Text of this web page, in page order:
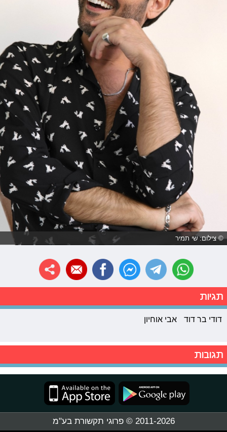
© צילום: שי תמיר
תגיות
דודי בר דוד אבי אוחיון
תגובות
2011-2026 © פרוגי תקשורת בע"מ